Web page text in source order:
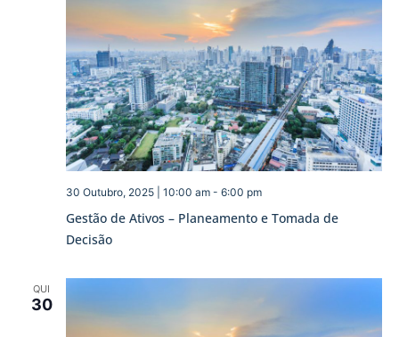
Gestão de Ativos – Planeamento e Tomada de
Decisão
30 Outubro, 2025 | 10:00 am- 6:00 pm
QUI
30